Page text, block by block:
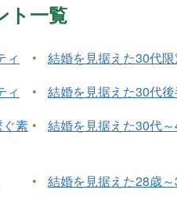
ト一覧
ィ •
結婚を見据えた30代
ィ •
結婚を見据えた30代
素 • 結婚を見据えた30代
•
結婚を見据えた28歳